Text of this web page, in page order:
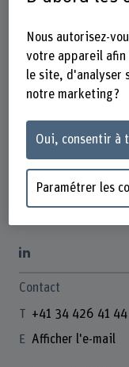
Jana Schiendorfer
Contact
+41 34 426 41 44
Afficher l'e-mail
Nous autorisez-
votre appareil afin
le site, d'analyser
notre marketing ?
Oui, consentir à
Paramétrer les